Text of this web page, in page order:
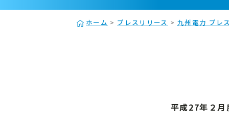
ホーム > プレスリリース > 九州電力 プレ
平成27年２